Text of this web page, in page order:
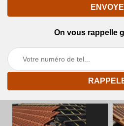
On vous rappelle